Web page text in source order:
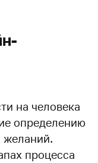
на человека
определению
желаний.
процесса